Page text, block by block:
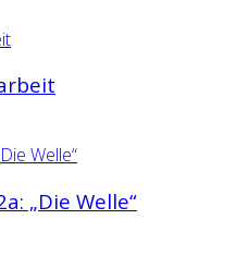
„Die Welle“